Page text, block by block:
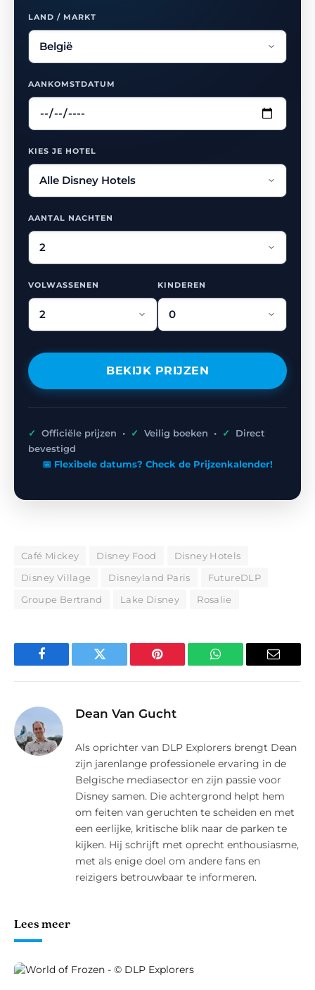
LAND / MARKT
AANKOMSTDATUM
KIES JE HOTEL
AANTAL NACHTEN
VOLWASSENEN KINDEREN
BEKIJK PRIJZEN
✓ Officiële prijzen • ✓ Veilig boeken • ✓
Direct
bevestigd
📅 Flexibele datums? Check de Prijzenkalender!
Café Mickey Disney Food
Disney Hotels
Disney Village
Disneyland Paris
FutureDLP
Groupe Bertrand
Lake Disney Rosalie
Facebook Twitter Pinterest WhatsApp E-
Dean Van Gucht
Als oprichter van DLP Explorers brengt Dean
zijn jarenlange professionele ervaring in de
Belgische mediasector en zijn passie voor
Disney samen. Die achtergrond helpt hem
om feiten van geruchten te scheiden en met
een eerlijke, kritische blik naar de parken te
kijken. Hij schrijft met oprecht enthousiasme,
met als enige doel om andere fans en
reizigers betrouwbaar te informeren.
Lees meer